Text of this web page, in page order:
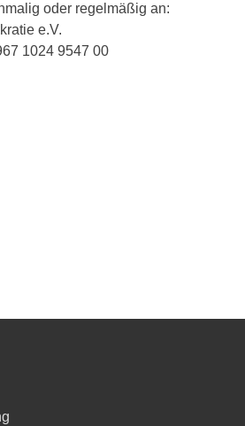
oder regelmäßig an:
e.V.
1024 9547 00